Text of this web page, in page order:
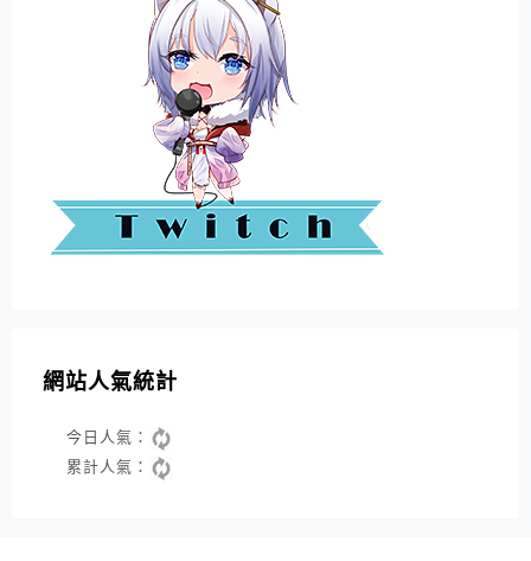
網站人氣統計
今日人氣：
累計人氣：